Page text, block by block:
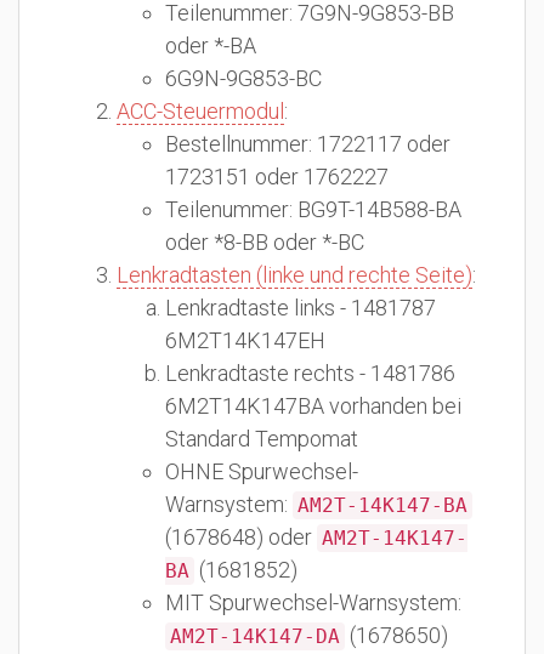
Teilenummer: 7G9N-9G853-BB
oder *-BA
6G9N-9G853-BC
ACC-Steuermodul :
Bestellnummer: 1722117 oder
1723151 oder 1762227
Teilenummer: BG9T-14B588-BA
oder *8-BB oder *-BC
Lenkradtasten (linke und rechte Seite):
Lenkradtaste links - 1481787
6M2T14K147EH
Lenkradtaste rechts - 1481786
6M2T14K147BA vorhanden bei
Standard Tempomat
OHNE Spurwechsel-
Warnsystem: AM2T-14K147-BA
(1678648) oder AM2T-14K147-
BA (1681852)
MIT Spurwechsel-Warnsystem:
AM2T-14K147-DA (1678650)